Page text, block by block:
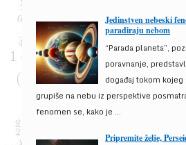
Jedinstven nebeski
paradiraju nebom
“Parada planeta”,
poravnanje,
događaj tokom
grupiše na nebu iz perspektive
fenomen se, kako je ...
Pripremite želje,